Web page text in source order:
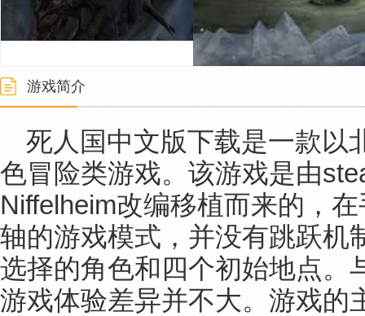
游戏简介
死人国中文版下载是一款以
色冒险类游戏。该游戏是由
Niffelheim改编移植而来的，
轴的游戏模式，并没有跳跃机
选择的角色和四个初始地点。
游戏体验差异并不大。游戏的